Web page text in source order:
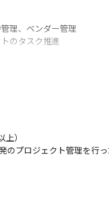
理、ベンダー管理
のタスク推進
計画の策定・進行管理を担
ーの整備・改善、トラブ
）
のプロジェクト管理を行